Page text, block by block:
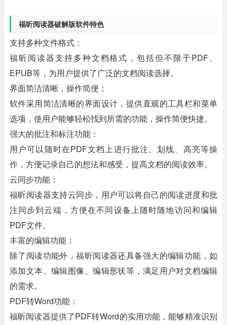
福昕阅读器破解版软件特色
支持多种文件格式：
福昕阅读器支持多种文档格式，包括但不限于PDF、
EPUB等，为用户提供了广泛的文档阅读选择。
界面简洁清晰，操作简便：
软件采用简洁清晰的界面设计，提供直观的工具栏和菜单
选项，使用户能够轻松找到所需的功能，操作简便快捷。
强大的批注和标注功能：
用户可以随时在PDF文档上进行批注、划线、高亮等操
作，方便记录自己的想法和感受，提高文档的阅读效率。
云同步功能：
福昕阅读器支持云同步，用户可以将自己的阅读进度和批
注同步到云端，方便在不同设备上随时随地访问和编辑
PDF文件。
丰富的编辑功能：
除了阅读功能外，福昕阅读器还具备强大的编辑功能，如
添加文本、编辑图像、编辑形状等，满足用户对文档编辑
的需求。
PDF转Word功能：
福昕阅读器提供了PDF转Word的实用功能，能够精准识别